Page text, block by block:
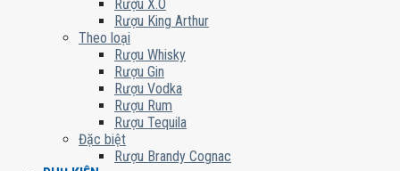
Rượu X.O
Rượu King Arthur
Theo loại
Rượu Whisky
Rượu Gin
Rượu Vodka
Rượu Rum
Rượu Tequila
Đặc biệt
Rượu Brandy Cognac